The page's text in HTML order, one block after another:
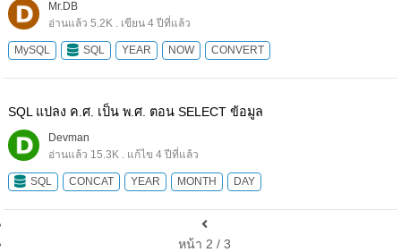
Mr.DB
อ่านแล้ว 5.2K . เขียน 4 ปีที่แล้ว
MySQL SQL YEAR NOW CONVERT
SQL แปลง ค.ศ. เป็น พ.ศ. ตอน SELECT ข้อมูล
Devman
อ่านแล้ว 15.3K . แก้ไข 4 ปีที่แล้ว
SQL CONCAT YEAR MONTH DAY
หน้า 2 / 3